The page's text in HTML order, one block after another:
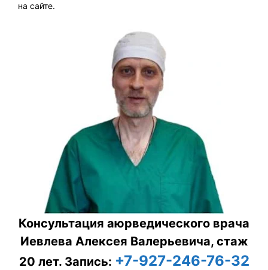
на сайте.
Консультация аюрведического врача
Иевлева Алексея Валерьевича, стаж
20 лет. Запись: +7-927-246-76-32